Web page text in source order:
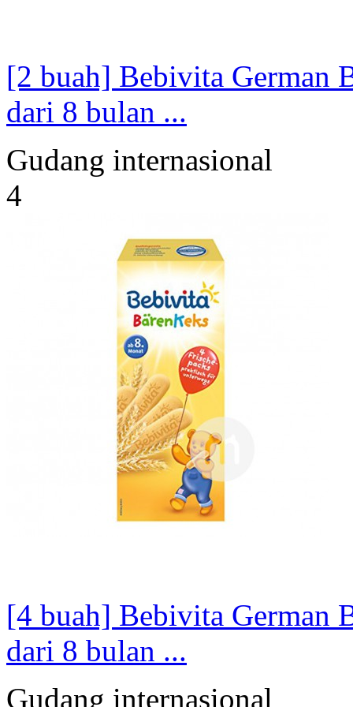
[2 buah] Bebivita German
dari 8 bulan ...
Gudang internasional
4
[4 buah] Bebivita German
dari 8 bulan ...
Gudang internasional